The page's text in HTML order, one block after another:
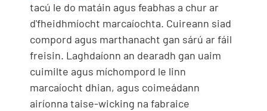
tacú le do matáin agus feabhas a chur ar
d'fheidhmíocht marcaíochta. Cuireann siad
compord agus marthanacht gan sárú ar fáil
freisin. Laghdaíonn an dearadh gan uaim
cuimilte agus míchompord le linn
marcaíocht dhian, agus coimeádann
airíonna taise-wicking na fabraice